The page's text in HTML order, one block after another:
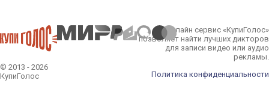
© 2013 - 2026
КупиГолос
Онлайн сервис «КупиГолос»
позволяет найти лучших дикторов
для записи видео или аудио
рекламы.
Политика конфиденциальности